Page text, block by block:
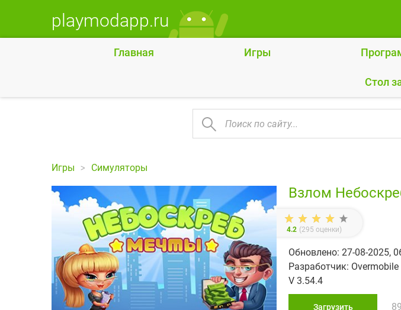
playmodapp.ru
Главная Игры
Cтол
Игры Симуляторы
Взлом
4.2 (295 оценки)
Обновлено: 27-08-2025,
Разработчик: Overmobile
V 3.54.4
Загрузить